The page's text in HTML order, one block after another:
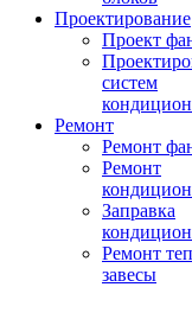
Проектирование
Проект
систем
Ремонт
Ремонт
Ремонт
Заправка
Ремонт
завесы